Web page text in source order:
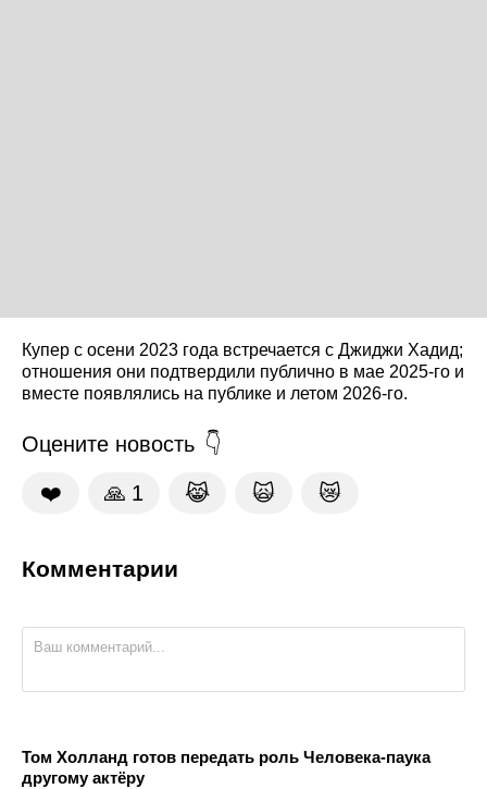
Купер с осени 2023 года встречается с Джиджи Хадид;
отношения они подтвердили публично в мае 2025-го и
вместе появлялись на публике и летом 2026-го.
Оцените новость
❤️ 🙏 1 😹 🙀 😿
Комментарии
Том Холланд готов передать роль Человека-паука
другому актёру